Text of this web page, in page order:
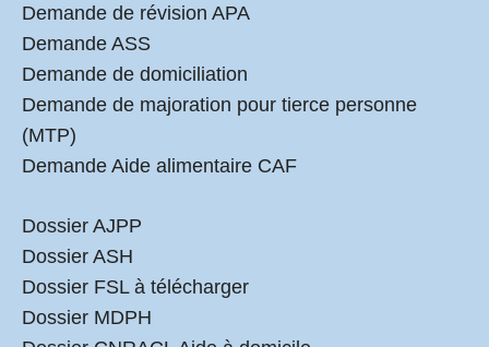
Demande de révision APA
Demande ASS
Demande de domiciliation
Demande de majoration pour tierce personne
(MTP)
Demande Aide alimentaire CAF
Dossier AJPP
Dossier ASH
Dossier FSL à télécharger
Dossier MDPH